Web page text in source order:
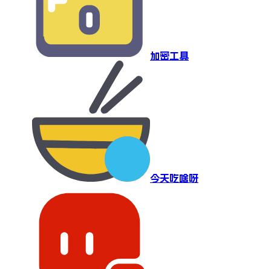
加密工具
今天吃啥呀